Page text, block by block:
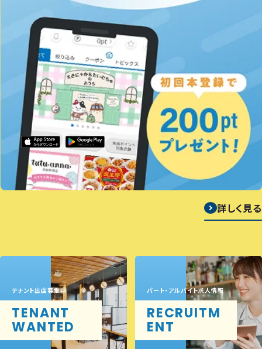
詳しく見る
テナント出店募集中
TENANT
WANTED
パート・アルバイト求人情報
RECRUITM
ENT